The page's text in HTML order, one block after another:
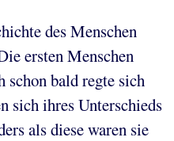
des Menschen
ersten Menschen
bald regte sich
sich ihres Unterschieds
als diese waren sie